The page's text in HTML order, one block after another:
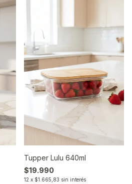
Tupper Lulu 640ml
$19.990
12 x $1.665,83 sin interés